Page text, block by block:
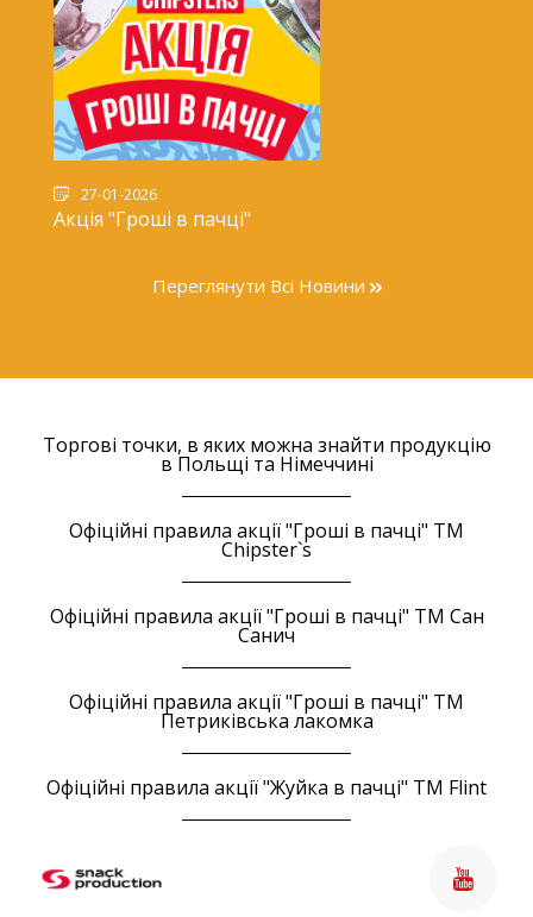
27-01-2026
Акція "Гроші в пачці"
Переглянути Всі Новини
Торгові точки, в яких можна знайти продукцію
в Польщі та Німеччині
Офіційні правила акції "Гроші в пачці" ТМ
Chipster`s
Офіційні правила акції "Гроші в пачці" ТМ Сан
Санич
Офіційні правила акції "Гроші в пачці" ТМ
Петриківська лакомка
Офіційні правила акції "Жуйка в пачці" ТМ Flint